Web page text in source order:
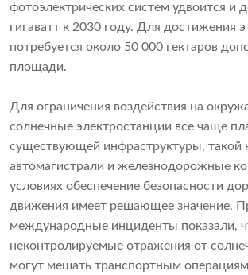
фотоэлектрических систем удвоится и
гигаватт к 2030 году. Для достижения
потребуется около 50 000 гектаров
площади.
Для ограничения воздействия на
солнечные электростанции все чаще
существующей инфраструктуры, такой
автомагистрали и железнодорожные
условиях обеспечение безопасности
движения имеет решающее значение.
международные инциденты показали,
неконтролируемые отражения от
могут мешать транспортным